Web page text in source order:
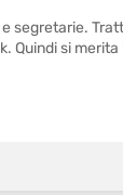
segretarie.
si